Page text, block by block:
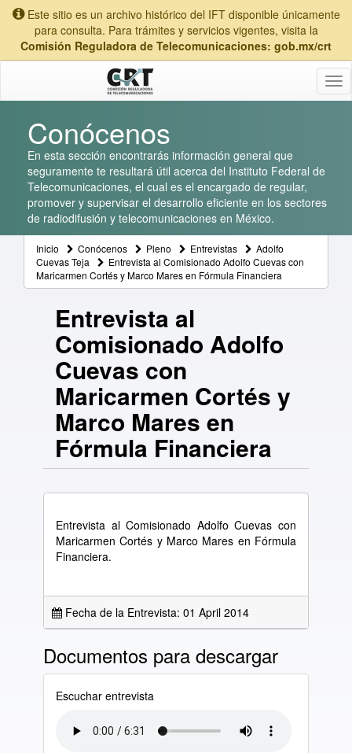
Este sitio es un archivo histórico del IFT disponible únicamente
para consulta. Para trámites y servicios vigentes, visita la
Comisión Reguladora de Telecomunicaciones: gob.mx/crt
Conócenos
En esta sección encontrarás información general que
seguramente te resultará útil acerca del Instituto Federal de
Telecomunicaciones, el cual es el encargado de regular,
promover y supervisar el desarrollo eficiente en los sectores
de radiodifusión y telecomunicaciones en México.
Inicio Conócenos Pleno Entrevistas
Adolfo
Cuevas Teja
Entrevista al Comisionado Adolfo Cuevas con
Maricarmen Cortés y Marco Mares en Fórmula Financiera
Entrevista al
Comisionado Adolfo
Cuevas con
Maricarmen Cortés y
Marco Mares en
Fórmula Financiera
Entrevista al Comisionado Adolfo Cuevas con
Maricarmen Cortés y Marco Mares en Fórmula
Financiera.
Fecha de la Entrevista: 01 April 2014
Documentos para descargar
Escuchar entrevista